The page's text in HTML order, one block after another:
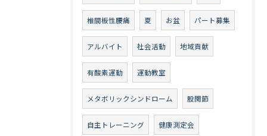
椎間板性腰痛 夏 お盆 パート募集
アルバイト 社会活動 地域貢献
有酸素運動 運動教室
メタボリックシンドローム 股関節
自主トレーニング 健康測定会